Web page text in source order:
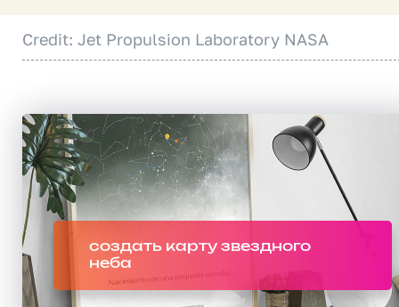
Credit: Jet Propulsion Laboratory NASA
создать карту звездного
неба